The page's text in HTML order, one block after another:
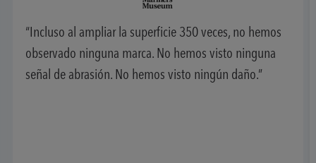
Incluso al ampliar la superficie 350 veces, no hemos
observado ninguna marca. No hemos visto ninguna
señal de abrasión. No hemos visto ningún daño.